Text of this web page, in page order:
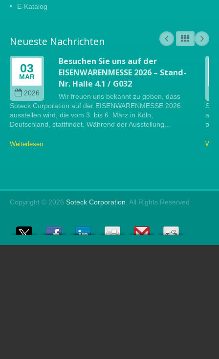
E-Katalog
Neueste Nachrichten
03
MAR
2026
Besuchen Sie uns auf der
EISENWARENMESSE 2026 – Stand-
Nr. Halle 4.1 / G032
Wir freuen uns bekannt zu geben, dass
Soteck Corporation auf der EISENWARENMESSE 2026
ausstellen wird, die vom 3. bis 6. März in Köln,
Deutschland, stattfindet. Während der Ausstellung...
Weiterlesen
auf
Copyright © 2026 Soteck Corporation. All Rights Reserved.